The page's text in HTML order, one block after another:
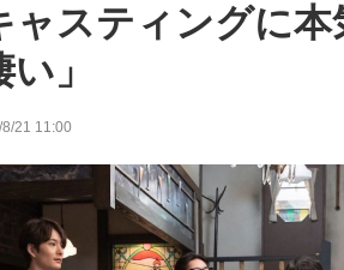
ャスティングに本
」
21 11:00